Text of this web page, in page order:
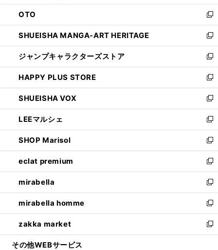
ウ
で
開
く
ン
ド
ウ
で
開
く
OTO
新
し
い
ウ
ィ
ン
ド
ウ
で
開
く
SHUEISHA MANGA-ART HERITAGE
新
し
い
ウ
ィ
ン
ド
ウ
で
開
く
ジャンプキャラクターズストア
新
し
い
ウ
ィ
ン
ド
ウ
で
開
く
HAPPY PLUS STORE
新
し
い
ウ
ィ
ン
ド
ウ
で
開
く
SHUEISHA VOX
新
し
い
ウ
ィ
ン
ド
ウ
で
開
く
LEEマルシェ
新
し
い
ウ
ィ
ン
ド
ウ
で
開
く
SHOP Marisol
新
し
い
ウ
ィ
ン
ド
ウ
で
開
eclat premium
新
し
い
ウ
ィ
ン
ド
ウ
mirabella
新
し
い
ウ
ィ
ン
mirabella homme
新
し
い
ウ
zakka market
新
し
その他WEBサービス